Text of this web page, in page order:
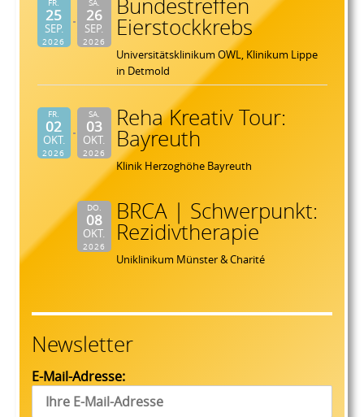
FR.
25
SEP.
2026
SA.
26
SEP.
2026
Bundestreffen
Eierstockkrebs
Universitätsklinikum OWL, Klinikum Lippe
in Detmold
FR.
02
OKT.
2026
SA.
03
OKT.
2026
Reha Kreativ Tour:
Bayreuth
Klinik Herzoghöhe Bayreuth
DO.
08
OKT.
2026
BRCA | Schwerpunkt:
Rezidivtherapie
Uniklinikum Münster & Charité
Newsletter
E-Mail-Adresse: